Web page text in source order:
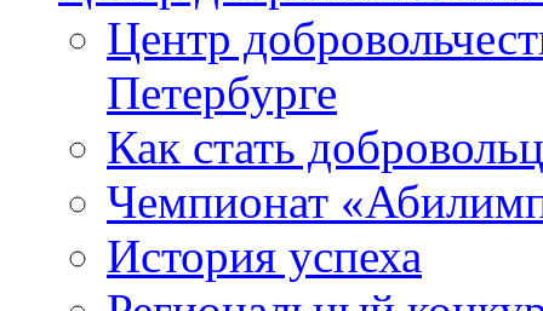
Центр
Петербурге
Как стать
Чемпионат
История успеха